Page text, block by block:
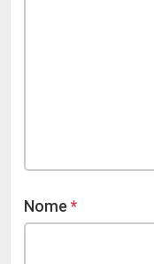
Nome *